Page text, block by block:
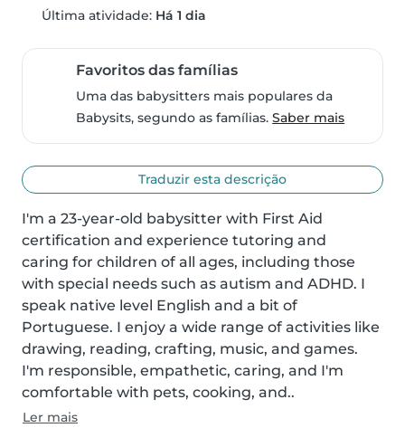
Última atividade: Há 1 dia
Favoritos das famílias
Uma das babysitters mais populares da
Babysits, segundo as famílias.Saber mais
Traduzir esta descrição
I'm a 23-year-old babysitter with First Aid
certification and experience tutoring and
caring for children of all ages, including those
with special needs such as autism and ADHD. I
speak native level English and a bit of
Portuguese. I enjoy a wide range of activities like
drawing, reading, crafting, music, and games.
I'm responsible, empathetic, caring, and I'm
comfortable with pets, cooking, and..
Ler mais